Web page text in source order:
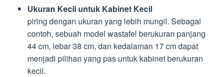
Ukuran Kecil untuk Kabinet Kecil
piring dengan ukuran yang lebih mungil. Sebagai
contoh, sebuah model wastafel berukuran panjang
44 cm, lebar 38 cm, dan kedalaman 17 cm dapat
menjadi pilihan yang pas untuk kabinet berukuran
kecil.